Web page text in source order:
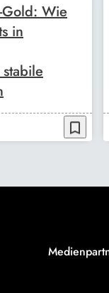
Gold: Wie
in
bookmark_border